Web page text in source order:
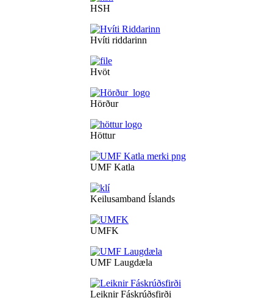
HSH
Hvíti riddarinn
Hvöt
Hörður
Höttur
UMF Katla
Keilusamband Íslands
UMFK
UMF Laugdæla
Leiknir Fáskrúðsfirði